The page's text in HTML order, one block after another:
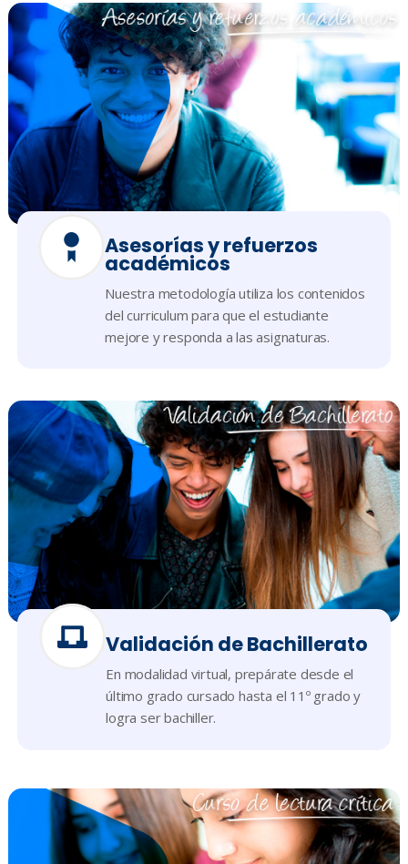
Asesorías y refuerzos
académicos
Nuestra metodología utiliza los contenidos
del curriculum para que el estudiante
mejore y responda a las asignaturas.
Validación de Bachillerato
En modalidad virtual, prepárate desde el
último grado cursado hasta el 11º grado y
logra ser bachiller.